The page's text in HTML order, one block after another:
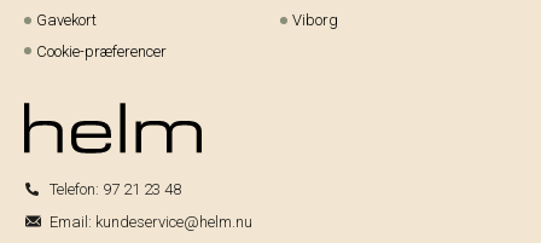
Gavekort
Cookie-præferencer
Viborg
Telefon: 97 21 23 48
Email: kundeservice@helm.nu